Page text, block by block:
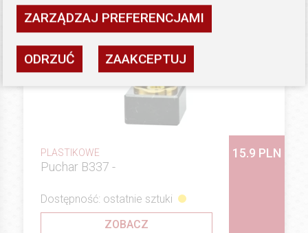
PLASTIKOWE
Puchar B337 -
15.9 PLN
Dostępność: ostatnie sztuki
ZOBACZ
ZARZĄDZAJ PREFERENCJAMI
ODRZUĆ ZAAKCEPTUJ